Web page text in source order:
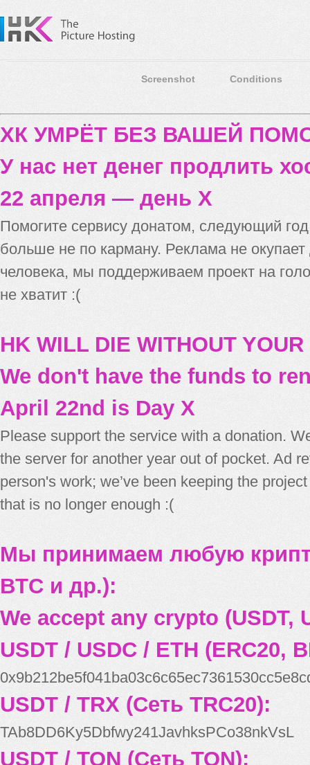
Screenshot Conditions
ХК УМРЁТ БЕЗ ВАШЕЙ
У нас нет денег продлить
22 апреля — день X
Помогите сервису донатом, следующий
больше не по карману. Реклама не
человека, мы поддерживаем проект на
не хватит :(
HK WILL DIE WITHOUT
We don't have the funds to
April 22nd is Day X
Please support the service with a donation.
the server for another year out of pocket. Ad
person's work; we’ve been keeping the
that is no longer enough :(
Мы принимаем любую
BTC и др.):
We accept any crypto (USDT,
USDT / USDC / ETH (ERC20,
USDT / TRX (Сеть TRC20):
TAb8DD6Ky5Dbfwy241JavhksPCo38nkVsL
USDT / TON (Сеть TON):